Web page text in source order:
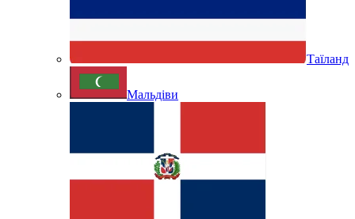
Таїланд
Мальдіви